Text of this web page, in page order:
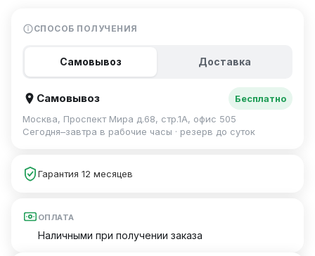
СПОСОБ ПОЛУЧЕНИЯ
Самовывоз Доставка
Самовывоз
Бесплатно
Москва, Проспект Мира д.68, стр.1А, офис 505
Сегодня–завтра в рабочие часы · резерв до суток
Гарантия 12 месяцев
ОПЛАТА
Наличными при получении заказа